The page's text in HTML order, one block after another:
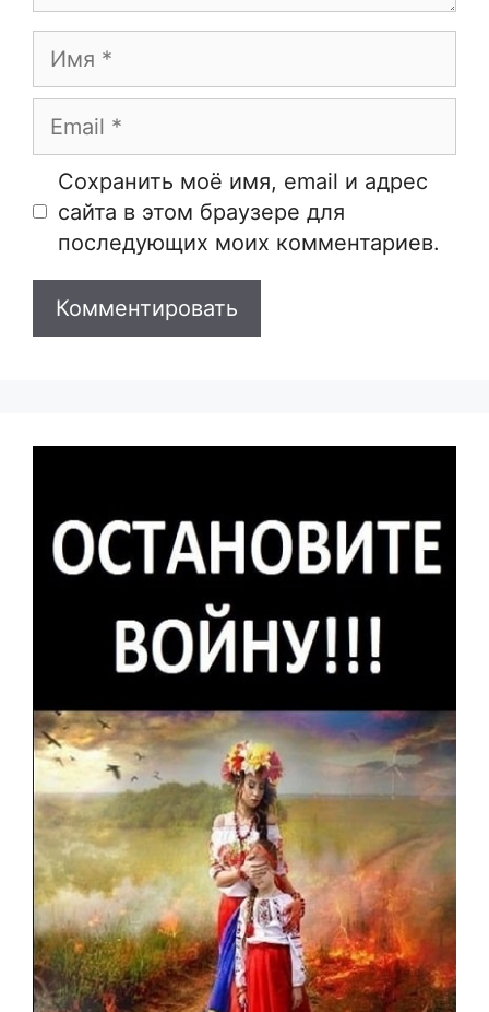
Имя
Email
Сайт
Сохранить моё имя, email и адрес
сайта в этом браузере для
последующих моих комментариев.